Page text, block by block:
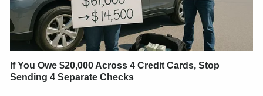
If You Owe $20,000 Across 4 Credit Cards, Stop
Sending 4 Separate Checks